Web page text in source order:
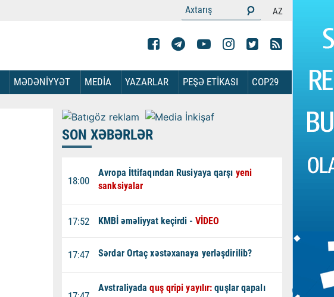
AZ
MƏDƏNİYYƏT MEDİA YAZARLAR PEŞƏ ETİKASI COP29
SON XƏBƏRLƏR
18:00
Avropa İttifaqından Rusiyaya qarşı yeni
sanksiyalar
17:52 KMBİ əməliyyat keçirdi -VİDEO
17:47 Sərdar Ortaç xəstəxanaya yerləşdirilib?
Avstraliyadaquş qripi yayılır: quşlar qapalı